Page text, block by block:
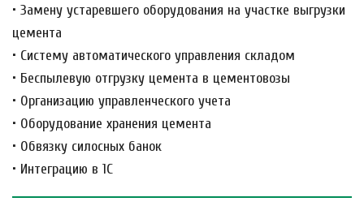
• Замену устаревшего оборудования на участке выгрузки
цемента
• Систему автоматического управления складом
• Беспылевую отгрузку цемента в цементовозы
• Организацию управленческого учета
• Оборудование хранения цемента
• Обвязку силосных банок
• Интеграцию в 1С